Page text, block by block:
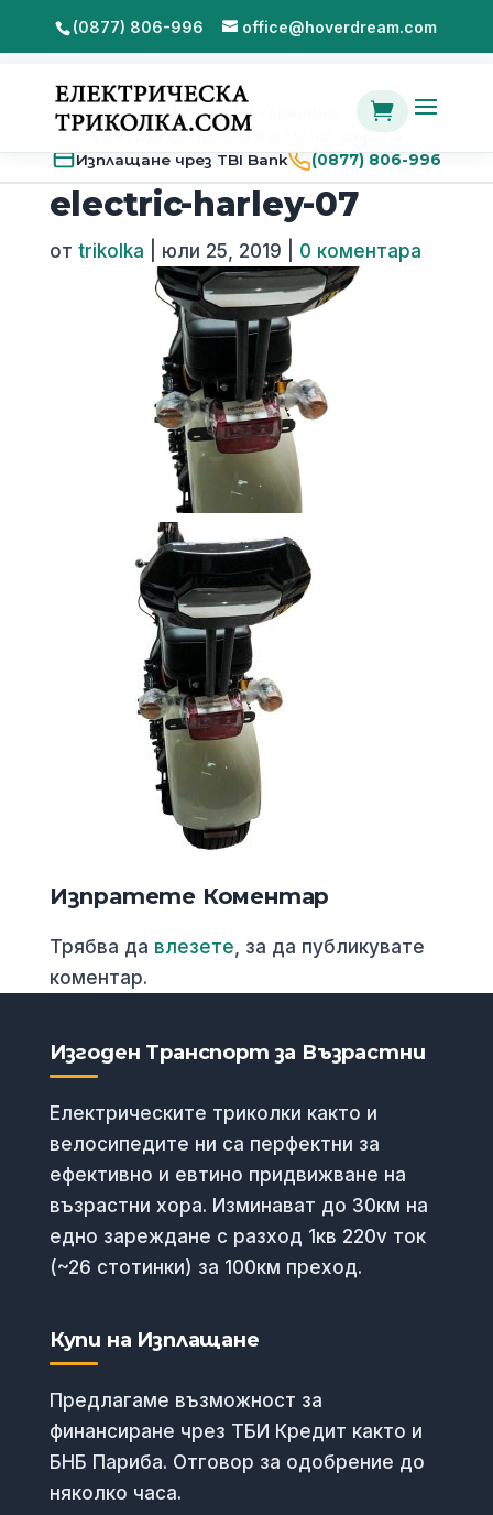
(0877) 806-996 office@hoverdream.com

2 години гаранция
Бърза доставка в цялата страна
Изплащане чрез TBI Bank
(0877) 806-996
electric-harley-07
от trikolka юли 25, 2019 0 коментара
Изпратете Коментар
Трябва да влезете , за да публикувате
коментар.
Изгоден Транспорт за Възрастни
Електрическите триколки както и
велосипедите ни са перфектни за
ефективно и евтино придвижване на
възрастни хора. Изминават до 30км на
едно зареждане с разход 1кв 220v ток
(~26 стотинки) за 100км преход.
Купи на Изплащане
Предлагаме възможност за
финансиране чрез ТБИ Кредит както и
БНБ Париба. Отговор за одобрение до
няколко часа.